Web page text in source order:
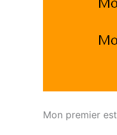
Mon premier